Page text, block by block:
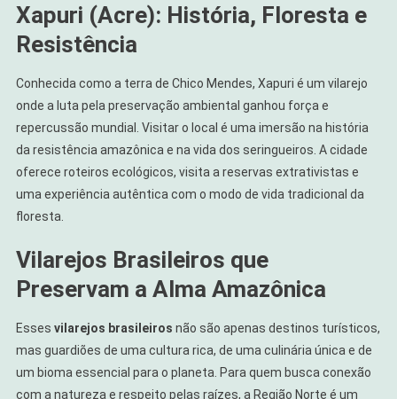
Xapuri (Acre): História, Floresta e
Resistência
Conhecida como a terra de Chico Mendes, Xapuri é um vilarejo
onde a luta pela preservação ambiental ganhou força e
repercussão mundial. Visitar o local é uma imersão na história
da resistência amazônica e na vida dos seringueiros. A cidade
oferece roteiros ecológicos, visita a reservas extrativistas e
uma experiência autêntica com o modo de vida tradicional da
floresta.
Vilarejos Brasileiros que
Preservam a Alma Amazônica
Esses vilarejos brasileiros não são apenas destinos turísticos,
mas guardiões de uma cultura rica, de uma culinária única e de
um bioma essencial para o planeta. Para quem busca conexão
com a natureza e respeito pelas raízes, a Região Norte é um